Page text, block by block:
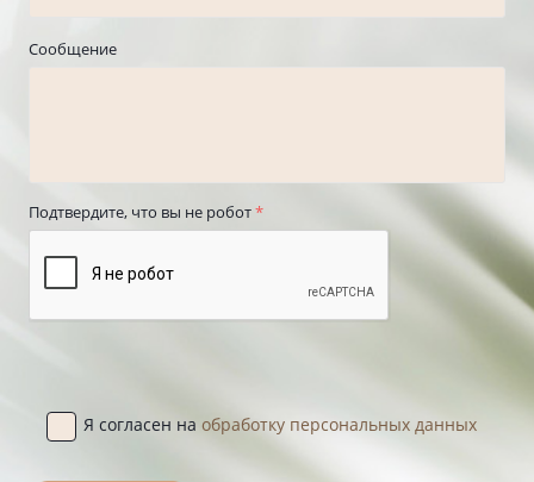
Сообщение
Подтвердите, что вы не робот*
Я согласен на обработку персональных данных